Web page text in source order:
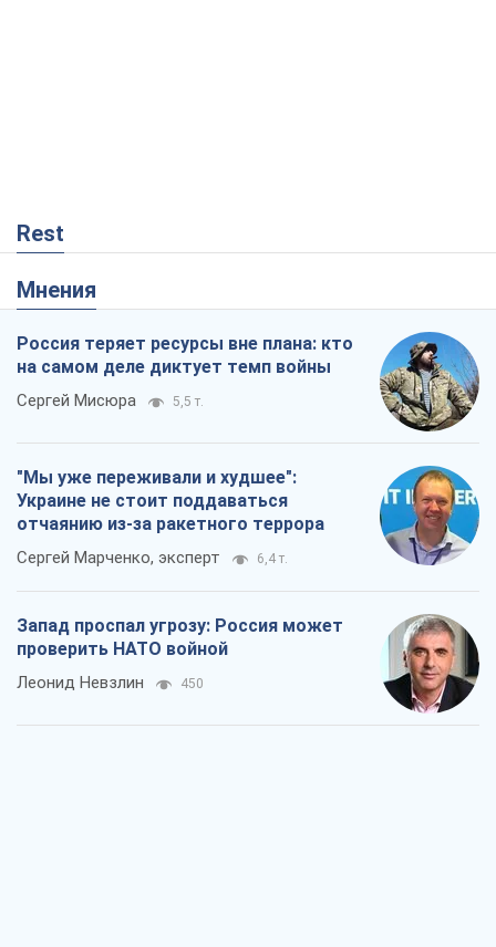
Rest
Мнения
Россия теряет ресурсы вне плана: кто
на самом деле диктует темп войны
Сергей Мисюра 5,5 т.
"Мы уже переживали и худшее":
Украине не стоит поддаваться
отчаянию из-за ракетного террора
Сергей Марченко, эксперт 6,4 т.
Запад проспал угрозу: Россия может
проверить НАТО войной
Леонид Невзлин 450